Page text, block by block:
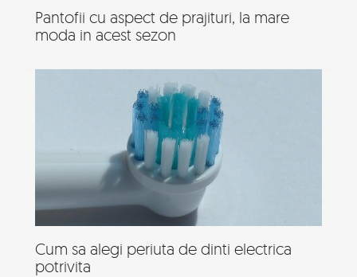
Pantofii cu aspect de prajituri, la mare
moda in acest sezon
Cum sa alegi periuta de dinti electrica
potrivita